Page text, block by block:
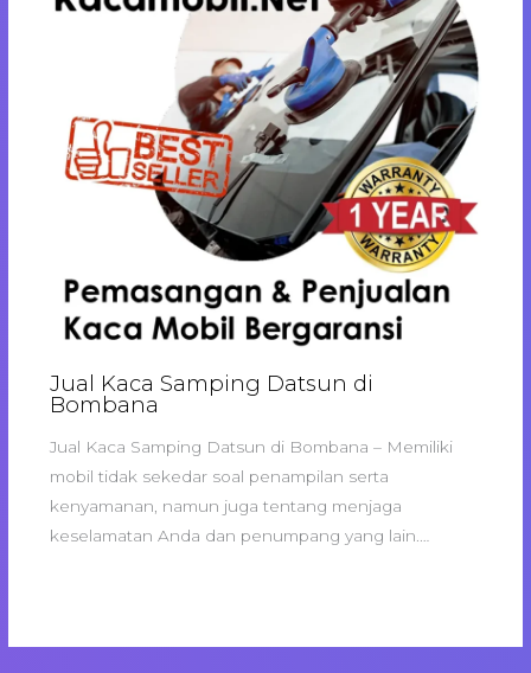
Jual Kaca Samping Datsun di
Bombana
Jual Kaca Samping Datsun di Bombana – Memiliki
mobil tidak sekedar soal penampilan serta
kenyamanan, namun juga tentang menjaga
keselamatan Anda dan penumpang yang lain.…